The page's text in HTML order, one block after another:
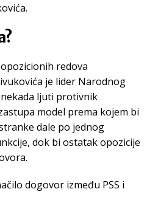
redova
je lider Narodnog
ljuti protivnik
model prema kojem bi
dale po jednog
dok bi ostatak opozicije
dogovor između PSS i